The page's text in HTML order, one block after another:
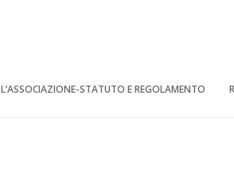
L’ASSOCIAZIONE-STATUTO E REGOLAMENTO